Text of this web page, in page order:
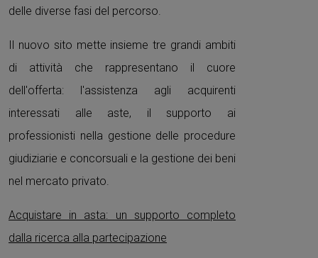
delle diverse fasi del percorso.
Il nuovo sito mette insieme tre grandi ambiti
di attività che rappresentano il cuore
dell'offerta: l'assistenza agli acquirenti
interessati alle aste, il supporto ai
professionisti nella gestione delle procedure
giudiziarie e concorsuali e la gestione dei beni
nel mercato privato.
Acquistare in asta: un supporto completo
dalla ricerca alla partecipazione